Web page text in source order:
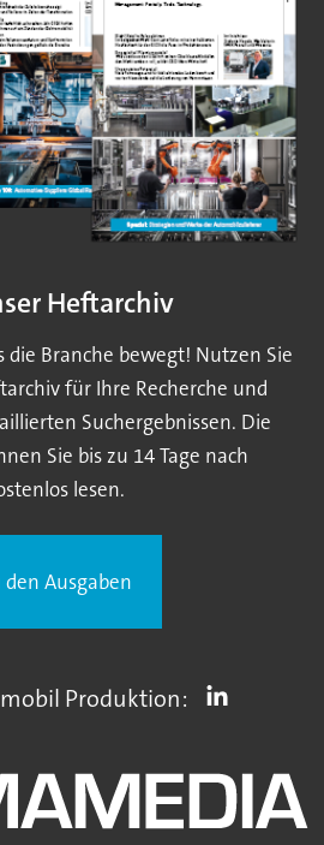
Heftarchiv
die Branche bewegt! Nutzen Sie
für Ihre Recherche und
Suchergebnissen. Die
Sie bis zu 14 Tage nach
lesen.
den Ausgaben
Produktion: